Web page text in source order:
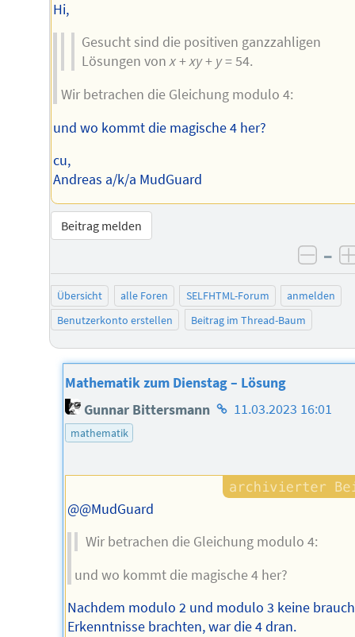
Hi,
Gesucht sind die positiven ganzzahligen
Lösungen vonx+xy+ y= 54.
Wir betrachen die Gleichung modulo 4:
und wo kommt die magische 4 her?
cu,
Andreas a/k/a MudGuard
Beitrag melden
–
Übersicht alle Foren SELFHTML-Forum
anmelden
Benutzerkonto erstellen
Beitrag im Thread-Baum
Mathematik zum Dienstag – Lösung
Gunnar Bittersmann Homepage
11.03.2023 16:01
mathematik
@@MudGuard
Wir betrachen die Gleichung modulo 4:
und wo kommt die magische 4 her?
Nachdem modulo 2 und modulo 3 keine
Erkenntnisse brachten, war die 4 dran.